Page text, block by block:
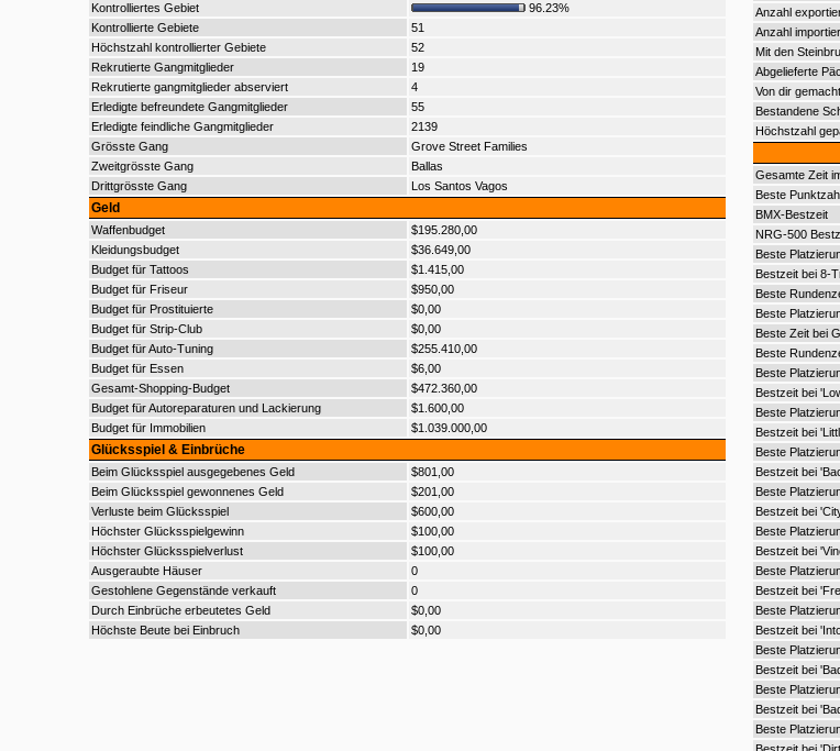
Kontrolliertes Gebiet
96.23%
Kontrollierte Gebiete
51
Höchstzahl kontrollierter Gebiete
52
Rekrutierte Gangmitglieder
19
Rekrutierte gangmitglieder abserviert
4
Erledigte befreundete Gangmitglieder
55
Erledigte feindliche Gangmitglieder
2139
Grösste Gang
Grove Street Families
Zweitgrösste Gang
Ballas
Drittgrösste Gang
Los Santos Vagos
Geld
Waffenbudget
$195.280,00
Kleidungsbudget
$36.649,00
Budget für Tattoos
$1.415,00
Budget für Friseur
$950,00
Budget für Prostituierte
$0,00
Budget für Strip-Club
$0,00
Budget für Auto-Tuning
$255.410,00
Budget für Essen
$6,00
Gesamt-Shopping-Budget
$472.360,00
Budget für Autoreparaturen und Lackierung
$1.600,00
Budget für Immobilien
$1.039.000,00
Glücksspiel & Einbrüche
Beim Glücksspiel ausgegebenes Geld
$801,00
Beim Glücksspiel gewonnenes Geld
$201,00
Verluste beim Glücksspiel
$600,00
Höchster Glücksspielgewinn
$100,00
Höchster Glücksspielverlust
$100,00
Ausgeraubte Häuser
0
Gestohlene Gegenstände verkauft
0
Durch Einbrüche erbeutetes Geld
$0,00
Höchste Beute bei Einbruch
$0,00
Anzahl
Anzahl
Mit den
Abgelieferte
Von dir
Bestandene
Höchstzahl
Gesamte Zeit
Beste
BMX-Bestzeit
NRG-500
Beste
Bestzeit bei 8-
Beste
Beste
Beste Zeit bei
Beste
Beste
Bestzeit bei
Beste
Bestzeit bei
Beste
Bestzeit bei
Beste
Bestzeit bei
Beste
Bestzeit bei
Beste
Bestzeit bei
Beste
Bestzeit bei
Beste
Bestzeit bei
Beste
Bestzeit bei
Beste